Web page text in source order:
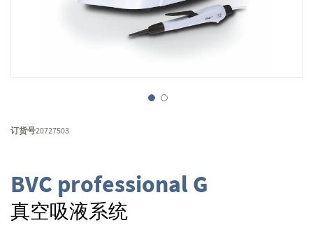
转
库
开
头
BVC professional G
真空吸液系统
订货号20727503